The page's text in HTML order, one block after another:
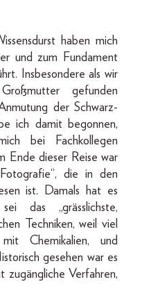
haben mich
und zum Fundament
Insbesondere als wir
gefunden
der Schwarz-
ich damit begonnen,
bei Fachkollegen
Ende dieser Reise war
die in den
ist. Damals hat es
das „grässlichste,
Techniken, weil viel
Chemikalien, und
gesehen war es
zugängliche Verfahren,